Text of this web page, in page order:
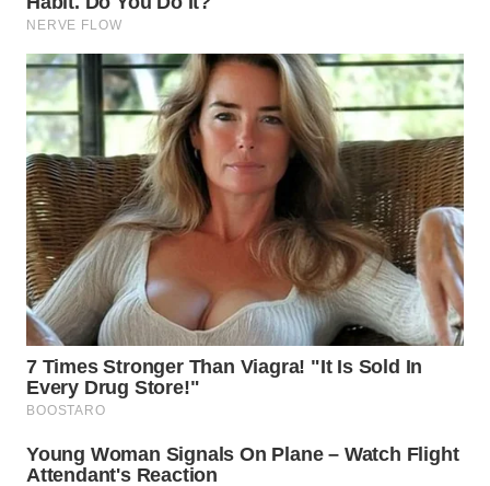
TEBING
TINGGI
WN
PAKPAK
WN
KARAWANG
WN
BEKASI
WN
BOGOR
WN